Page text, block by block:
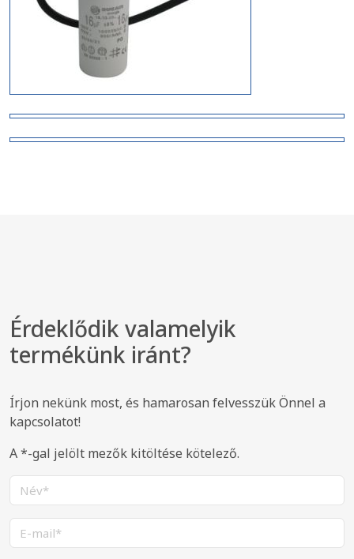
Érdeklődik valamelyik
termékünk iránt?
Írjon nekünk most, és hamarosan felvesszük Önnel a
kapcsolatot!
A *-gal jelölt mezők kitöltése kötelező.